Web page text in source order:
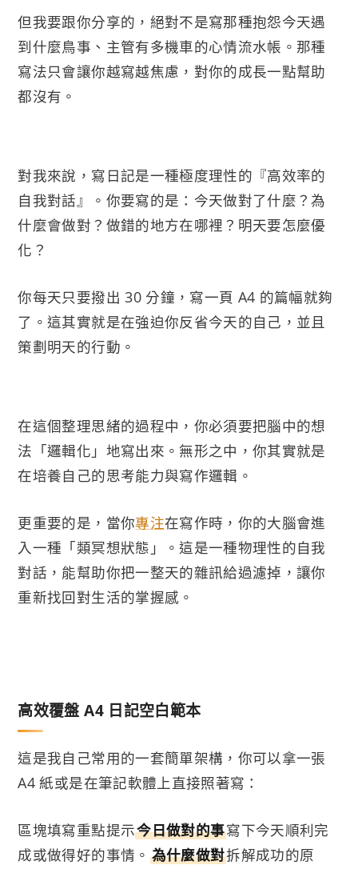
但我要跟你分享的，絕對不是寫那種抱怨今天遇
到什麼鳥事、主管有多機車的心情流水帳。那種
寫法只會讓你越寫越焦慮，對你的成長一點幫助
都沒有。
對我來說，寫日記是一種極度理性的『高效率的
自我對話』。你要寫的是：今天做對了什麼？為
什麼會做對？做錯的地方在哪裡？明天要怎麼優
化？
你每天只要撥出 30 分鐘，寫一頁 A4 的篇幅就夠
了。這其實就是在強迫你反省今天的自己，並且
策劃明天的行動。
在這個整理思緒的過程中，你必須要把腦中的想
法「邏輯化」地寫出來。無形之中，你其實就是
在培養自己的思考能力與寫作邏輯。
更重要的是，當你專注在寫作時，你的大腦會進
入一種「類冥想狀態」。這是一種物理性的自我
對話，能幫助你把一整天的雜訊給過濾掉，讓你
重新找回對生活的掌握感。
高效覆盤 A4 日記空白範本
這是我自己常用的一套簡單架構，你可以拿一張
A4 紙或是在筆記軟體上直接照著寫：
區塊填寫重點提示今日做對的事寫下今天順利完
成或做得好的事情。 為什麼做對拆解成功的原